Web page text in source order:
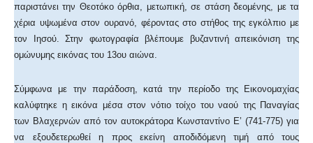
παριστάνει την Θεοτόκο όρθια, μετωπική, σε στάση δεομένης, με τα
χέρια υψωμένα στον ουρανό, φέροντας στο στήθος της εγκόλπιο με
τον Ιησού. Στην φωτογραφία βλέπουμε βυζαντινή απεικόνιση της
ομώνυμης εικόνας του 13ου αιώνα.
Σύμφωνα με την παράδοση, κατά την περίοδο της Εικονομαχίας
καλύφτηκε η εικόνα μέσα στον νότιο τοίχο του ναού της Παναγίας
των Βλαχερνών από τον αυτοκράτορα Κωνσταντίνο Ε’ (741-775) για
να εξουδετερωθεί η προς εκείνη αποδιδόμενη τιμή από τους